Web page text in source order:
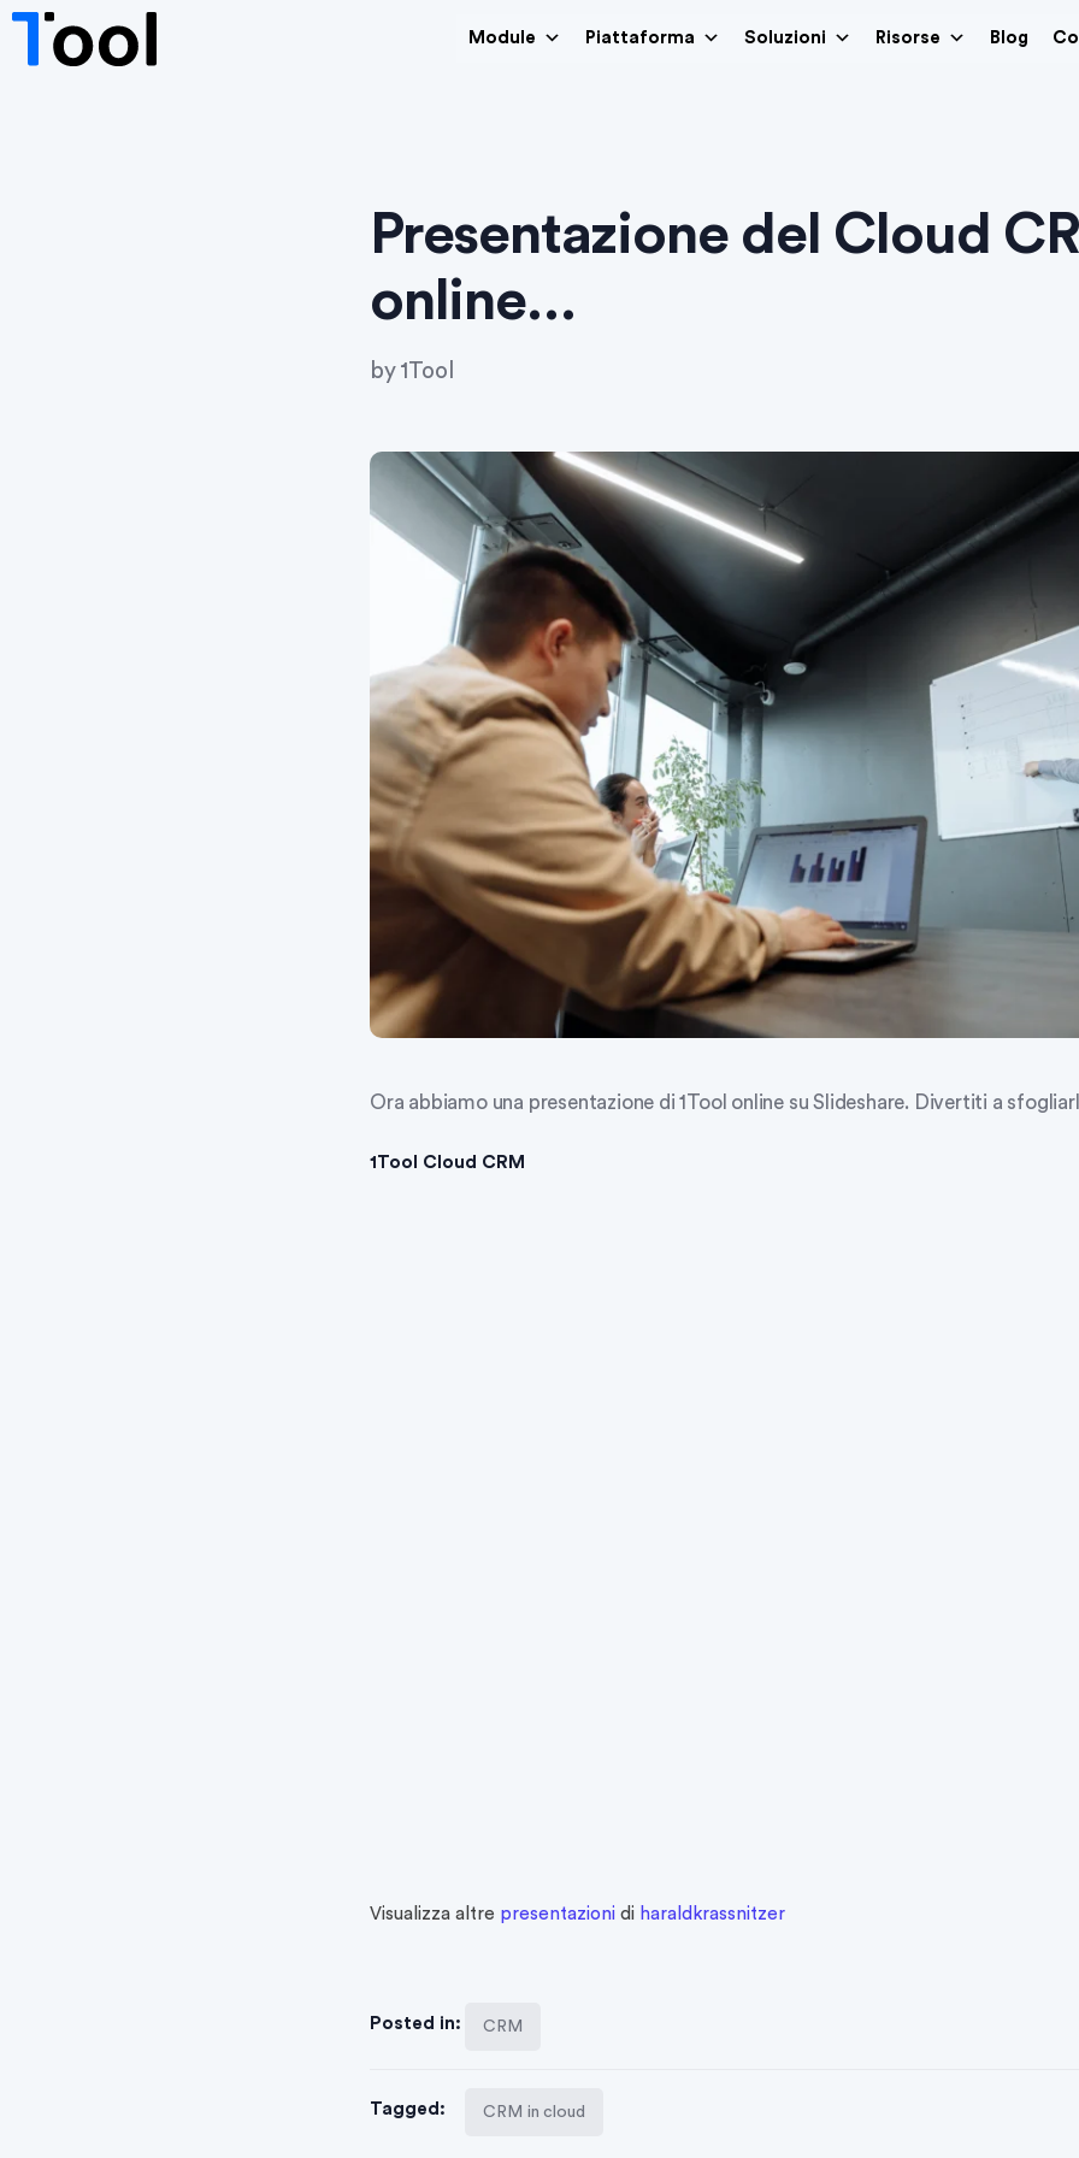
Module Piattaforma Soluzioni Risorse Blog
Presentazione del Cloud
online…
by1Tool
Ora abbiamo una presentazione di 1Tool online su Slideshare. Divertiti a
1Tool Cloud CRM
Visualizza altre presentazioni di haraldkrassnitzer
Posted in: CRM
Tagged: CRM in cloud